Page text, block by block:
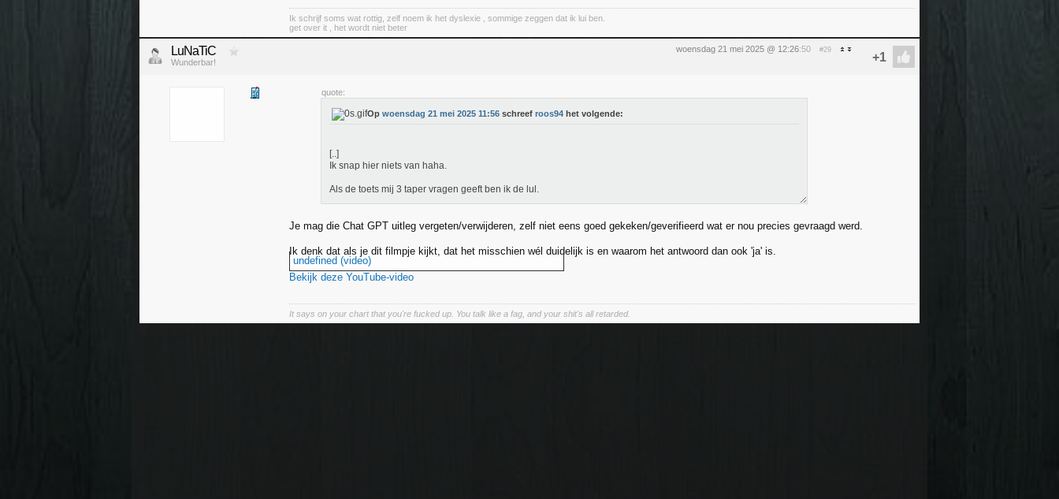
Ik schrijf soms wat rottig, zelf noem ik het dyslexie , sommige zeggen dat ik lui ben.
get over it , het wordt niet beter
woensdag 21 mei 2025 @ 12:26:50 #29
LuNaTiC
Wunderbar!
quote:
Op woensdag 21 mei 2025 11:56 schreef roos94 het volgende:
[..]
Ik snap hier niets van haha.
Als de toets mij 3 taper vragen geeft ben ik de lul.
Je mag die Chat GPT uitleg vergeten/verwijderen, zelf niet eens goed gekeken/geverifieerd wat er nou precies gevraagd werd.
Ik denk dat als je dit filmpje kijkt, dat het misschien wél duidelijk is en waarom het antwoord dan ook 'ja' is.
undefined (video)
Bekijk deze YouTube-video
It says on your chart that you're fucked up. You talk like a fag, and your shit's all retarded.